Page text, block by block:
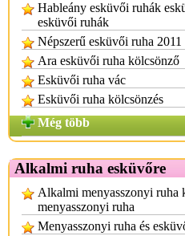
Hableány esküvői ruhák
esküvői ruhák
Népszerű esküvői ruha 2011
Ara esküvői ruha kölcsönző
Esküvői ruha vác
Esküvői ruha kölcsönzés
Még több
Alkalmi ruha esküvőre
Alkalmi menyasszonyi ruha
menyasszonyi ruha
Menyasszonyi ruha és